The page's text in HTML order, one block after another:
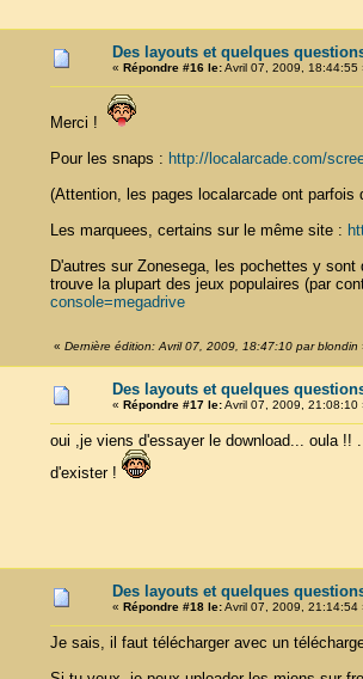
Des layouts et quelques
« Répondre #16 le:Avril 07, 2009, 18:44:55
Merci !
Pour les snaps : http://localarcade.com/
(Attention, les pages localarcade ont
Les marquees, certains sur le même site :
D'autres sur Zonesega, les pochettes y
trouve la plupart des jeux populaires (par
console=megadrive
« Dernière édition: Avril 07, 2009, 18:47:10 par blondin
Des layouts et quelques
« Répondre #17 le:Avril 07, 2009, 21:08:10
oui ,je viens d'essayer le download... oula
d'exister !
Des layouts et quelques
« Répondre #18 le:Avril 07, 2009, 21:14:54
Je sais, il faut télécharger avec un